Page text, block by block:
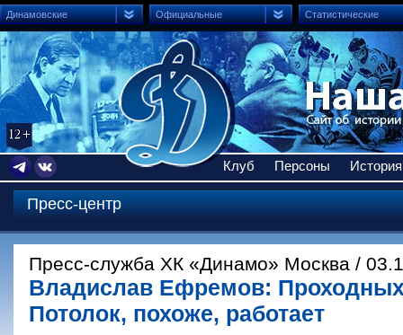
Динамовские Официальные Статистические
Клуб Персоны История
Пресс-центр
Пресс-служба ХК «Динамо» Москва /
Владислав Ефремов: Проходных
Потолок, похоже, работает